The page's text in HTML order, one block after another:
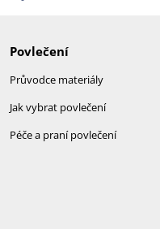
Povlečení
Průvodce materiály
Jak vybrat povlečení
Péče a praní povlečení